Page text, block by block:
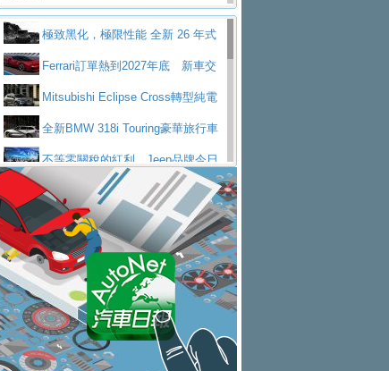
CKS SAKURA為品味獨具層峰買家打造的頂級座
駕，MAZDA CX-90 33T AWD Premium Ca
ptain Seat
EV
技的座駕! Ford Territory中型油電休旅
SO Super Great今日在台登場，結合先進安
全輔助科技
ntis四品牌經銷權，全新多品牌旗艦展示中
心開幕啟用
屏東特搜大隊再添新利器 SITRAK
救助器材車買氣不衰、SUZUKI經銷商勇於開啟
全新大店，新北都鈴木占地500坪土城旗艦
展示中心開幕
2025第七屆ISUZU運轉職人挑戰賽
熱血登場 展現極致車技與專業職人精神
H2GP世界總決賽圓滿落幕 台灣團
隊表現精彩淨零減碳指標性應用 純電動水泥預
拌車 消防車除了滅火裝備還需要什麼？
一探SITRAK “準” 消防車的究竟
大益金龍初試啼聲，汽柴油5噸貨車
極致黑化，極限性能 全新 26 年式
DEFENDER OCTA BLACK 限量登台
Ferrari訂單熱到2027年底 新車交
付至少得等一年以上
Mitsubishi Eclipse Cross轉型純電
休旅 87kWh電池續航超過600公里
全新BMW 318i Touring豪華旅行車
全台限量200台 進化現型
不等零關稅的紅利，Jeep品牌今日
起展開首批車交車
Volvo EX60 即將叩關，靜肅性、底
盤與數位介面搶先揭露
Audi Q9 將於 2026 年底上市 旗艦
大型 SUV 鎖定七人座豪華市場
BMW攜手漫威電影【蜘蛛人：重生
日】 Skoda 發表全新 Peaq 內裝：七人
座純電旗艦 SUV，行李廂最大可達 935 公
升
全新純電 Mercedes-Benz C 400 4
MATIC Electric 登場
奢華與科技大躍進，MAZDA全新3